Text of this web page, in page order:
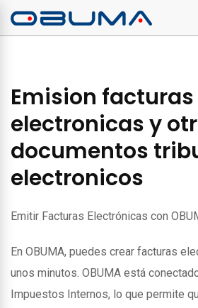
Emision facturas
electronicas y
documentos
electronicos
Emitir Facturas Electrónicas con
En OBUMA, puedes crear facturas
unos minutos. OBUMA está
Impuestos Internos, lo que permite